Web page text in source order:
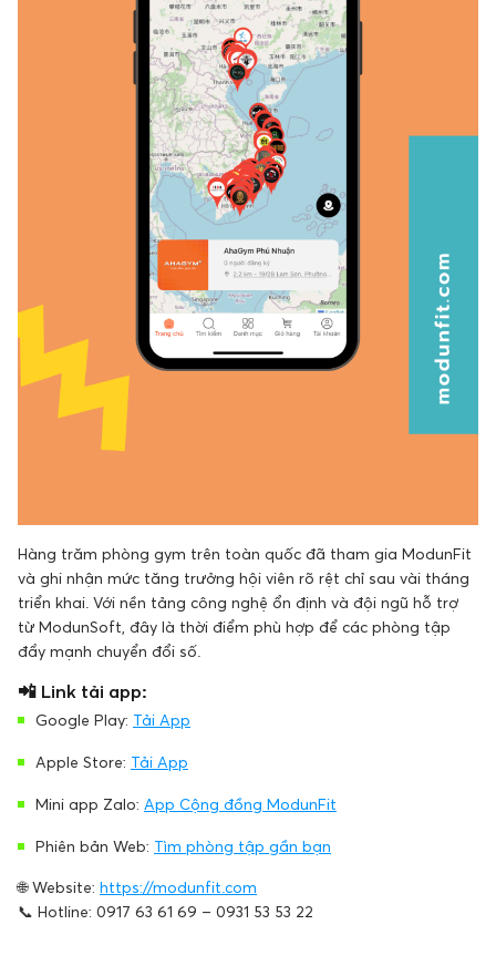
Hàng trăm phòng gym trên toàn quốc đã tham gia ModunFit
và ghi nhận mức tăng trưởng hội viên rõ rệt chỉ sau vài tháng
triển khai. Với nền tảng công nghệ ổn định và đội ngũ hỗ trợ
từ ModunSoft, đây là thời điểm phù hợp để các phòng tập
đẩy mạnh chuyển đổi số.
📲 Link tải app:
Google Play: Tải App
Apple Store: Tải App
Mini app Zalo: App Cộng đồng ModunFit
Phiên bản Web: Tìm phòng tập gần bạn
🌐 Website: https://modunfit.com
📞 Hotline: 0917 63 61 69 – 0931 53 53 22